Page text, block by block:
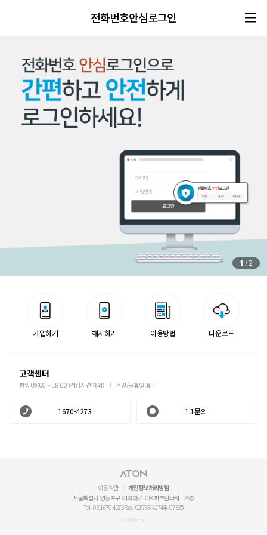
전화번호안심로그인
1 /2
가입하기 해지하기 이용방법 다운로드
고객센터
평일 09:00 ~ 18:00 (점심시간 제외) 주말/공휴일 휴무
1670-4273 1:1문의
이용약관
개인정보처리방침
서울특별시 영등포구 여의대로 108 파크원타워1 26층
Tel. 02)1670-4273Fax. 02)786-4274우.07335
© ATON Inc.